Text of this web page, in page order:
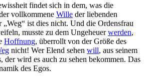
findet sich in dem, was die
vollkommene Wille der liebenden
„Weg“ ist dies nicht. Und die Ordensfrau
musste zu dem Ungeheuerwerden,
Hoffnung, überrollt von der Größe des
nicht! Wer Elend sehen will, aus seinem
der wird es auch zu sehen bekommen. Das
des Egos.